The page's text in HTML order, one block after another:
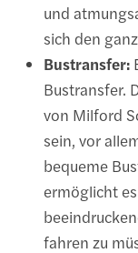
und
sich den
Bustransfer:
Bustransfer.
von Milford
sein, vor
bequeme
ermöglicht
fahren zu